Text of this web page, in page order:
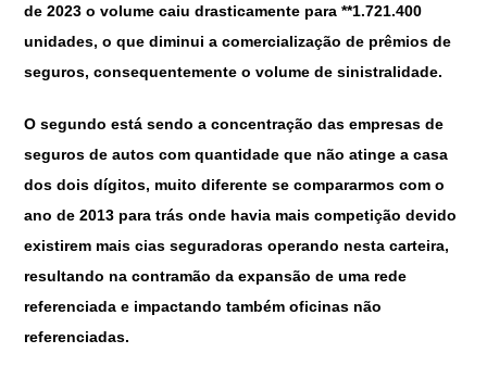
de 2023 o volume caiu drasticamente para **1.721.400
unidades, o que diminui a comercialização de prêmios de
seguros, consequentemente o volume de sinistralidade.
O segundo está sendo a concentração das empresas de
seguros de autos com quantidade que não atinge a casa
dos dois dígitos, muito diferente se compararmos com o
ano de 2013 para trás onde havia mais competição devido
existirem mais cias seguradoras operando nesta carteira,
resultando na contramão da expansão de uma rede
referenciada e impactando também oficinas não
referenciadas.